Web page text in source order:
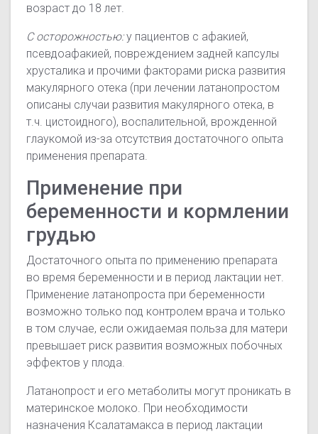
возраст до 18 лет.
С осторожностью:у пациентов с афакией,
псевдоафакией, повреждением задней капсулы
хрусталика и прочими факторами риска развития
макулярного отека (при лечении латанопростом
описаны случаи развития макулярного отека, в
т.ч. цистоидного), воспалительной, врожденной
глаукомой из-за отсутствия достаточного опыта
применения препарата.
Применение при
беременности и кормлении
грудью
Достаточного опыта по применению препарата
во время беременности и в период лактации нет.
Применение латанопроста при беременности
возможно только под контролем врача и только
в том случае, если ожидаемая польза для матери
превышает риск развития возможных побочных
эффектов у плода.
Латанопрост и его метаболиты могут проникать в
материнское молоко. При необходимости
назначения Ксалатамакса в период лактации